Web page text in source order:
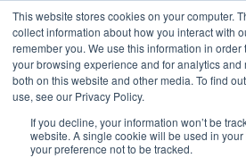
This website stores cookies on your computer.
collect information about how you interact with
remember you. We use this information in
your browsing experience and for analytics and
both on this website and other media. To find
use, see our Privacy Policy.
If you decline, your information won’t be
website. A single cookie will be used in
your preference not to be tracked.
WEALTH MANAGEMENT
PERFIL · MODERADO